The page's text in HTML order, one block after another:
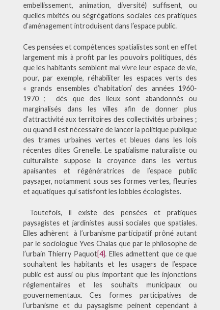
embellissement, animation, diversité) suffisent, ou
quelles mixités ou ségrégations sociales ces pratiques
d’aménagement introduisent dans l’espace public.
Ces pensées et compétences spatialistes sont en effet
largement mis à profit par les pouvoirs politiques, dés
que les habitants semblent mal vivre leur espace de vie,
pour, par exemple, réhabiliter les espaces verts des
« grands ensembles d’habitation’ des années 1960-
1970 ; dés que des lieux sont abandonnés ou
marginalisés dans les villes afin de donner plus
d’attractivité aux territoires des collectivités urbaines ;
ou quand il est nécessaire de lancer la politique publique
des trames urbaines vertes et bleues dans les lois
récentes dites Grenelle. Le spatialisme naturaliste ou
culturaliste suppose la croyance dans les vertus
apaisantes et régénératrices de l’espace public
paysager, notamment sous ses formes vertes, fleuries
et aquatiques qui satisfont les lobbies écologistes.
Toutefois, il existe des pensées et pratiques
paysagistes et jardinistes aussi sociales que spatiales.
Elles adhèrent à l’urbanisme participatif prôné autant
par le sociologue Yves Chalas que par le philosophe de
l’urbain Thierry Paquot[4]. Elles admettent que ce que
souhaitent les habitants et les usagers de l’espace
public est aussi ou plus important que les injonctions
réglementaires et les souhaits municipaux ou
gouvernementaux. Ces formes participatives de
l’urbanisme et du paysagisme peinent cependant à